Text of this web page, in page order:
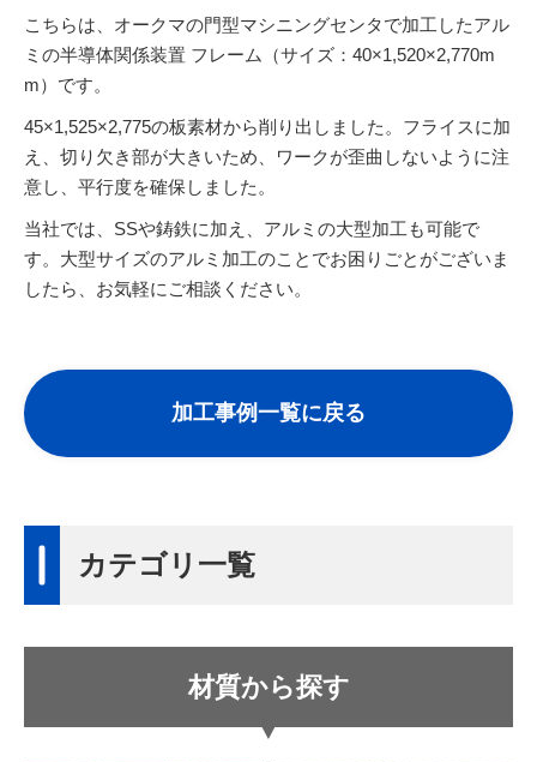
こちらは、オークマの門型マシニングセンタで加工したアル
ミの半導体関係装置 フレーム（サイズ：40×1,520×2,770m
m）です。
45×1,525×2,775の板素材から削り出しました。フライスに加
え、切り欠き部が大きいため、ワークが歪曲しないように注
意し、平行度を確保しました。
当社では、SSや鋳鉄に加え、アルミの大型加工も可能で
す。大型サイズのアルミ加工のことでお困りごとがございま
したら、お気軽にご相談ください。
加工事例一覧に戻る
カテゴリ一覧
材質から探す